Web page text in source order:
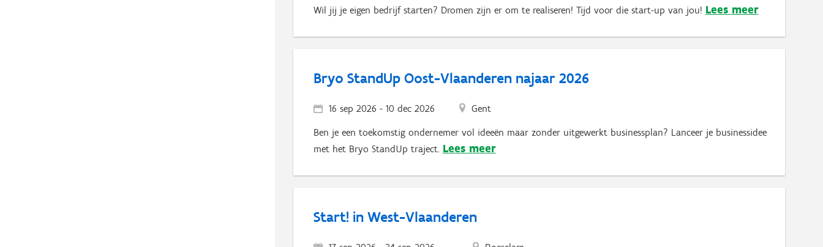
Wil jij je eigen bedrijf starten? Dromen zijn er om te realiseren! Tijd voor die start-up van jou! Lees meer
Bryo StandUp Oost-Vlaanderen najaar 2026
16 sep 2026 - 10 dec 2026 Gent
Ben je een toekomstig ondernemer vol ideeën maar zonder uitgewerkt businessplan? Lanceer je businessidee
met het Bryo StandUp traject. Lees meer
Start! in West-Vlaanderen